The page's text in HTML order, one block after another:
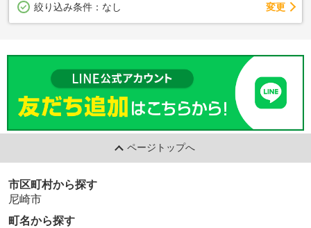
絞り込み条件： なし 変更
ページトップへ
市区町村から探す
尼崎市
町名から探す